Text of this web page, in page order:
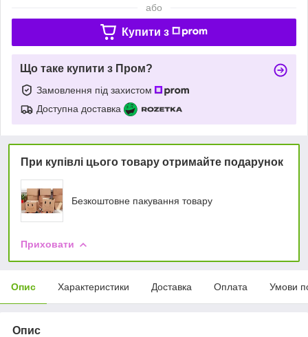
або
Купити з
Що таке купити з Пром?
Замовлення під захистом
Доступна доставка
При купівлі цього товару отримайте подарунок
Безкоштовне пакування товару
Приховати
Опис Характеристики Доставка Оплата Умови
Опис